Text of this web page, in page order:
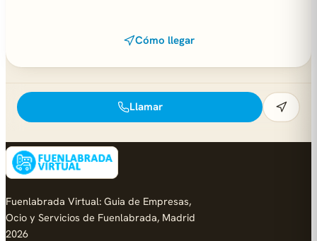
Cómo llegar
Llamar
Fuenlabrada Virtual: Guia de Empresas,
Ocio y Servicios de Fuenlabrada, Madrid
2026